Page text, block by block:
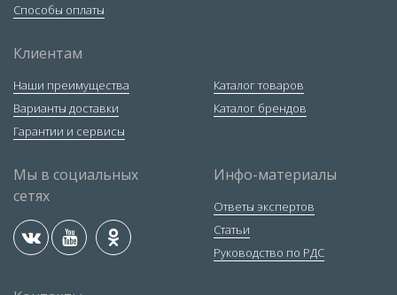
Способы оплаты
Клиентам
Наши преимущества
Варианты доставки
Гарантии и сервисы
Каталог товаров
Каталог брендов
Мы в социальных
сетях
Инфо-материалы
Ответы экспертов
Статьи
Руководство по РДС